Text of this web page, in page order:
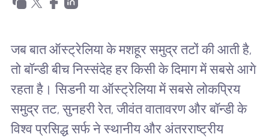
व्यापार के लिए
जब बात ऑस्ट्रेलिया के मशहूर समुद्र तटों की आती है,
तो बॉन्डी बीच निस्संदेह हर किसी के दिमाग में सबसे आगे
रहता है। सिडनी या ऑस्ट्रेलिया में सबसे लोकप्रिय
समुद्र तट, सुनहरी रेत, जीवंत वातावरण और बॉन्डी के
विश्व प्रसिद्ध सर्फ ने स्थानीय और अंतरराष्ट्रीय